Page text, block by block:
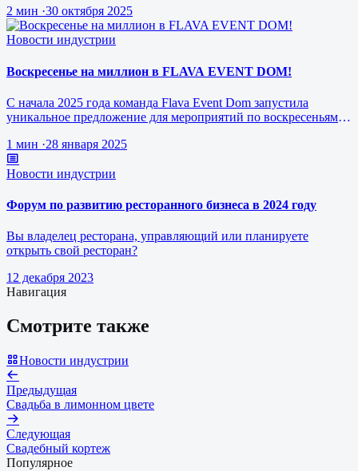
2 мин ·30 октября 2025
Новости индустрии
Воскресенье на миллион в FLAVA EVENT DOM!
С начала 2025 года команда Flava Event Dom запустила
уникальное предложение для мероприятий по воскресеньям за
1 мин ·28 января 2025
Новости индустрии
Форум по развитию ресторанного бизнеса в 2024 году
Вы владелец ресторана, управляющий или планируете
открыть свой ресторан?
12 декабря 2023
Навигация
Смотрите также
Новости индустрии
Предыдущая
Свадьба в лимонном цвете
Следующая
Свадебный кортеж
Популярное